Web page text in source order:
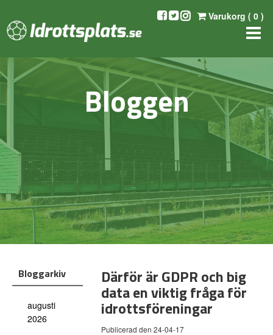
Varukorg ( 0 )
Bloggen
Bloggarkiv
augusti
2026
Därför är GDPR och big
data en viktig fråga för
idrottsföreningar
Publicerad den 24-04-17